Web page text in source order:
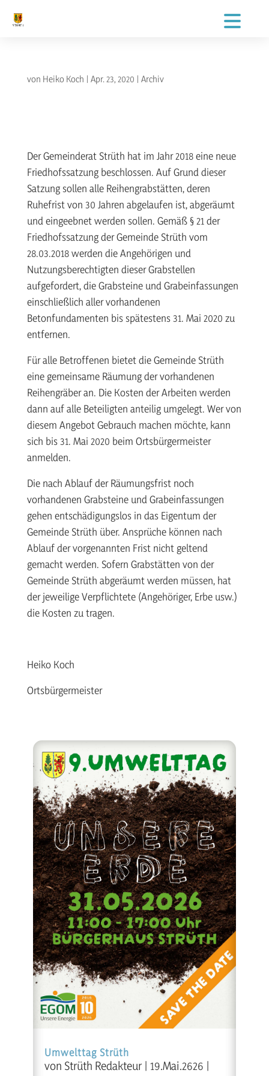
von Heiko Koch | Apr. 23, 2020 | Archiv
Der Gemeinderat Strüth hat im Jahr 2018 eine neue
Friedhofssatzung beschlossen. Auf Grund dieser
Satzung sollen alle Reihengrabstätten, deren
Ruhefrist von 30 Jahren abgelaufen ist, abgeräumt
und eingeebnet werden sollen. Gemäß § 21 der
Friedhofssatzung der Gemeinde Strüth vom
28.03.2018 werden die Angehörigen und
Nutzungsberechtigten dieser Grabstellen
aufgefordert, die Grabsteine und Grabeinfassungen
einschließlich aller vorhandenen
Betonfundamenten bis spätestens 31. Mai 2020 zu
entfernen.
Für alle Betroffenen bietet die Gemeinde Strüth
eine gemeinsame Räumung der vorhandenen
Reihengräber an. Die Kosten der Arbeiten werden
dann auf alle Beteiligten anteilig umgelegt. Wer von
diesem Angebot Gebrauch machen möchte, kann
sich bis 31. Mai 2020 beim Ortsbürgermeister
anmelden.
Die nach Ablauf der Räumungsfrist noch
vorhandenen Grabsteine und Grabeinfassungen
gehen entschädigungslos in das Eigentum der
Gemeinde Strüth über. Ansprüche können nach
Ablauf der vorgenannten Frist nicht geltend
gemacht werden. Sofern Grabstätten von der
Gemeinde Strüth abgeräumt werden müssen, hat
der jeweilige Verpflichtete (Angehöriger, Erbe usw.)
die Kosten zu tragen.
Heiko Koch
Ortsbürgermeister
Umwelttag Strüth
von Strüth Redakteur| 19.Mai.2626